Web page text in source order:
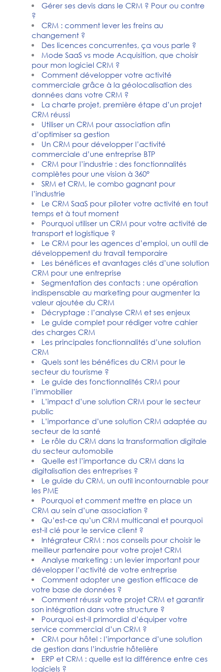
Gérer ses devis dans le CRM ? Pour ou contre
?
CRM : comment lever les freins au
changement ?
Des licences concurrentes, ça vous parle ?
Mode SaaS vs mode Acquisition, que choisir
pour mon logiciel CRM ?
Comment développer votre activité
commerciale grâce à la géolocalisation des
données dans votre CRM ?
La charte projet, première étape d’un projet
CRM réussi
Utiliser un CRM pour association afin
d’optimiser sa gestion
Un CRM pour développer l’activité
commerciale d’une entreprise BTP
CRM pour l’industrie : des fonctionnalités
complètes pour une vision à 360°
SRM et CRM, le combo gagnant pour
l’industrie
Le CRM SaaS pour piloter votre activité en tout
temps et à tout moment
Pourquoi utiliser un CRM pour votre activité de
transport et logistique ?
Le CRM pour les agences d’emploi, un outil de
développement du travail temporaire
Les bénéfices et avantages clés d’une solution
CRM pour une entreprise
Segmentation des contacts : une opération
indispensable au marketing pour augmenter la
valeur ajoutée du CRM
Décryptage : l’analyse CRM et ses enjeux
Le guide complet pour rédiger votre cahier
des charges CRM
Les principales fonctionnalités d’une solution
CRM
Quels sont les bénéfices du CRM pour le
secteur du tourisme ?
Le guide des fonctionnalités CRM pour
l’immobilier
L’impact d’une solution CRM pour le secteur
public
L’importance d’une solution CRM adaptée au
secteur de la santé
Le rôle du CRM dans la transformation digitale
du secteur automobile
Quelle est l’importance du CRM dans la
digitalisation des entreprises ?
Le guide du CRM, un outil incontournable pour
les PME
Pourquoi et comment mettre en place un
CRM au sein d’une association ?
Qu’est-ce qu’un CRM multicanal et pourquoi
est-il clé pour le service client ?
Intégrateur CRM : nos conseils pour choisir le
meilleur partenaire pour votre projet CRM
Analyse marketing : un levier important pour
développer l’activité de votre entreprise
Comment adopter une gestion efficace de
votre base de données ?
Comment réussir votre projet CRM et garantir
son intégration dans votre structure ?
Pourquoi est-il primordial d’équiper votre
service commercial d’un CRM ?
CRM pour hôtel : l’importance d’une solution
de gestion dans l’industrie hôtelière
ERP et CRM : quelle est la différence entre ces
logiciels ?